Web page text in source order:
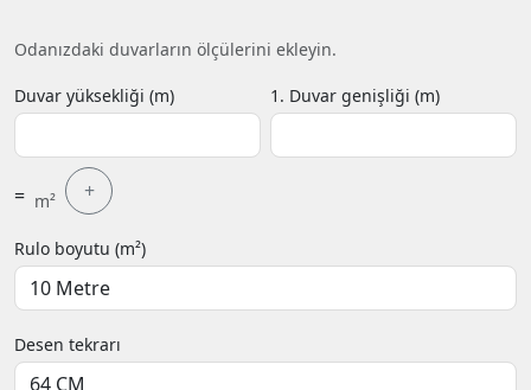
Odanızdaki duvarların ölçülerini ekleyin.
Duvar yüksekliği (m) 1. Duvar genişliği (m)
= m² +
Rulo boyutu (m²)
Desen tekrarı